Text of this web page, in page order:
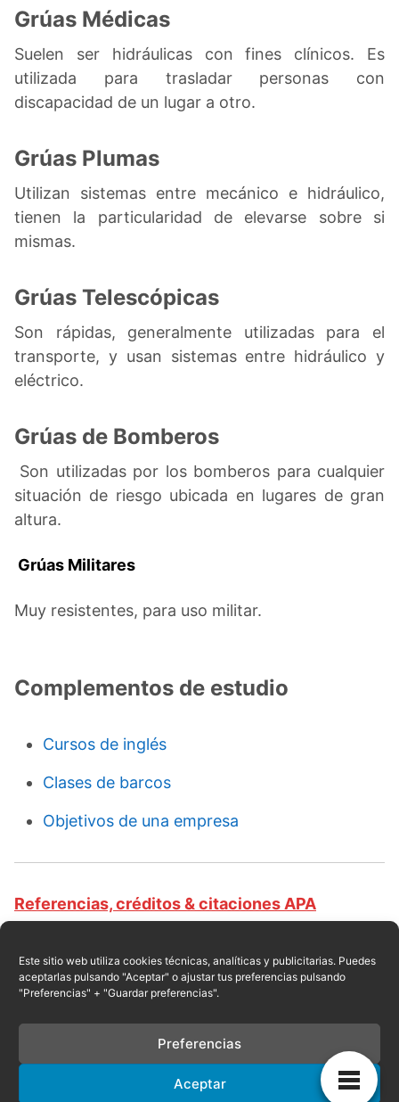
Este sitio web utiliza cookies técnicas, analíticas y publicitarias. Puedes
aceptarlas pulsando "Aceptar" o ajustar tus preferencias pulsando
"Preferencias" + "Guardar preferencias".
Aceptar
Preferencias
Grúas Médicas
Suelen ser hidráulicas con fines clínicos. Es
utilizada para trasladar personas con
discapacidad de un lugar a otro.
Grúas Plumas
Utilizan sistemas entre mecánico e hidráulico,
tienen la particularidad de elevarse sobre si
mismas.
Grúas Telescópicas
Son rápidas, generalmente utilizadas para el
transporte, y usan sistemas entre hidráulico y
eléctrico.
Grúas de Bomberos
Son utilizadas por los bomberos para cualquier
situación de riesgo ubicada en lugares de gran
altura.
Grúas Militares
Muy resistentes, para uso militar.
Complementos de estudio
Cursos de inglés
Clases de barcos
Objetivos de una empresa
Referencias, créditos & citaciones APA
de redacción profesional. (2016, 08). Clases de
gruas. Escrito por:Red educativa. Obtenido en
fecha 08, 2026, desde el sitio web:
https://cursosonlineweb.com/gruas.html